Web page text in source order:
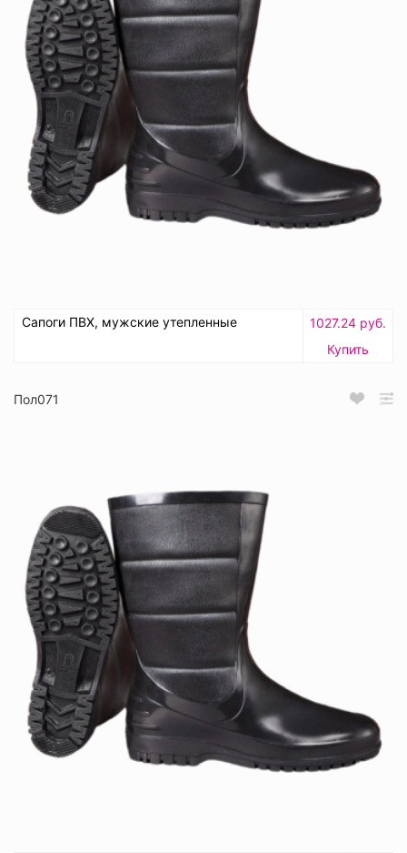
Сапоги ПВХ, мужские утепленные
1027.24 руб.
Купить
Пол071